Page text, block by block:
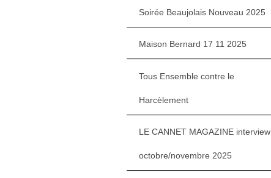
Soirée Beaujolais Nouveau 2025
Maison Bernard 17 11 2025
Tous Ensemble contre le
Harcèlement
LE CANNET MAGAZINE interview
octobre/novembre 2025